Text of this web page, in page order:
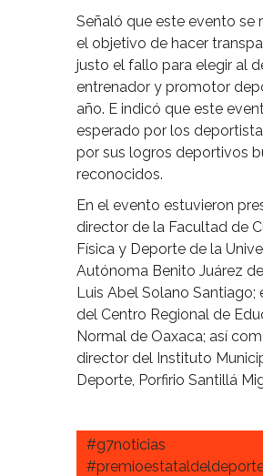
Señaló que este evento se
el objetivo de hacer
justo el fallo para elegir al
entrenador y promotor
año. E indicó que este
esperado por los
por sus logros deportivos
reconocidos.
En el evento estuvieron
director de la Facultad de
Física y Deporte de la
Autónoma Benito Juárez
Luis Abel Solano Santiago;
del Centro Regional de
Normal de Oaxaca; así
director del Instituto
Deporte, Porfirio Santillá
#g7noticias